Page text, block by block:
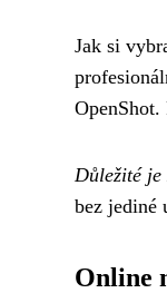
Jak si
Důležité je
bez jediné
Online